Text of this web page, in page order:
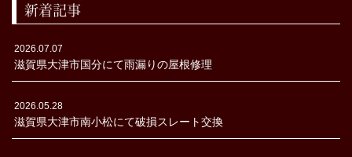
新着記事
2026.07.07
滋賀県大津市国分にて雨漏りの屋根修理
2026.05.28
滋賀県大津市南小松にて破損スレート交換